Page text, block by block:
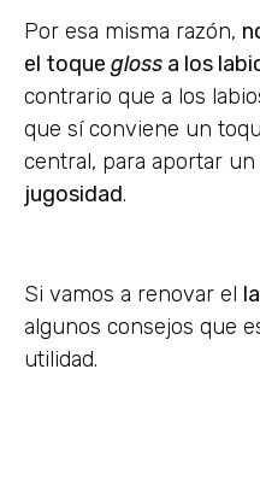
Por esa misma razón,
el toque gloss a los
contrario que a los
que sí conviene un
central, para aportar un
jugosidad.
Si vamos a renovar el
algunos consejos que
utilidad.